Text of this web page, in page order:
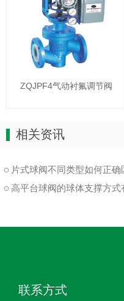
ZQJPF4气动衬氟调节阀
相关资讯
片式球阀不同类型如何正确
高平台球阀的球体支撑方式
联系方式